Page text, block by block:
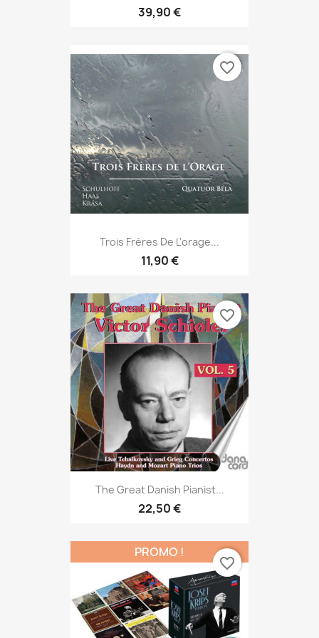
39,90 €
Trois Frères De L'orage...
11,90 €
favorite_border
The Great Danish Pianist...
22,50 €
favorite_border
PROMO !
favorite_border